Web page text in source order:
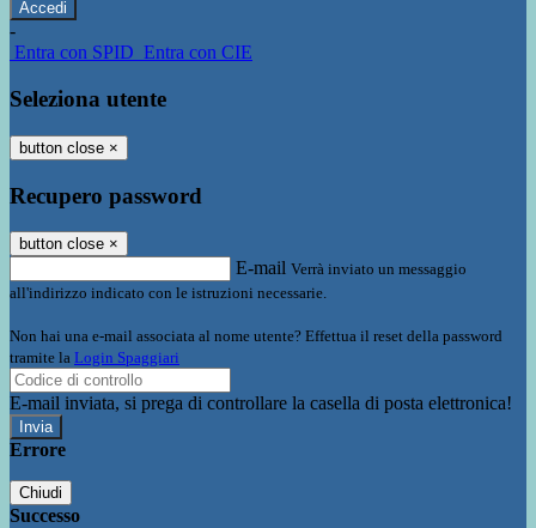
-
Entra con SPID Entra con CIE
Seleziona utente
button close ×
Recupero password
button close ×
E-mail Verrà inviato un messaggio
all'indirizzo indicato con le istruzioni necessarie.
Non hai una e-mail associata al nome utente? Effettua il reset della password
tramite la Login Spaggiari
E-mail inviata, si prega di controllare la casella di posta elettronica!
Errore
Chiudi
Successo